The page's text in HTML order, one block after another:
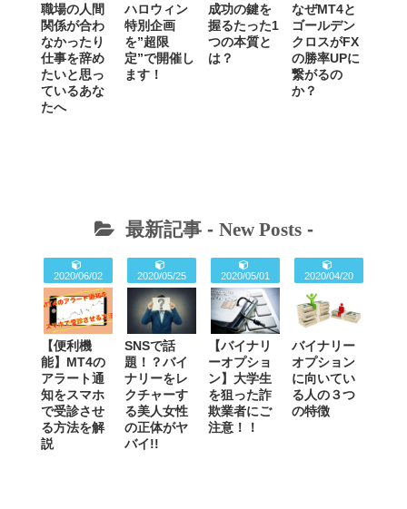
職場の人間
関係が合わ
なかったり
仕事を辞め
たいと思っ
ているあな
たへ
ハロウィン
特別企画
を”超限
定”で開催し
ます！
成功の鍵を
握るたった1
つの本質と
は？
なぜMT4と
ゴールデン
クロスがFX
の勝率UPに
繋がるの
か？
最新記事 - New Posts-
2020/06/02
【便利機
能】MT4の
アラート通
知をスマホ
で受診させ
る方法を解
説
2020/05/25
SNSで話
題！？バイ
ナリーをレ
クチャーす
る美人女性
の正体がヤ
バイ!!
2020/05/01
【バイナリ
ーオプショ
ン】大学生
を狙った詐
欺業者にご
注意！！
2020/04/20
バイナリー
オプション
に向いてい
る人の３つ
の特徴